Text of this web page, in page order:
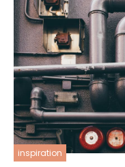
inspiration